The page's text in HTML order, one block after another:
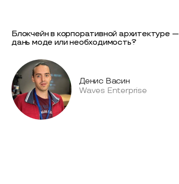
Блокчейн в корпоративной архитектуре —
дань моде или необходимость?
Денис Васин
Waves Enterprise